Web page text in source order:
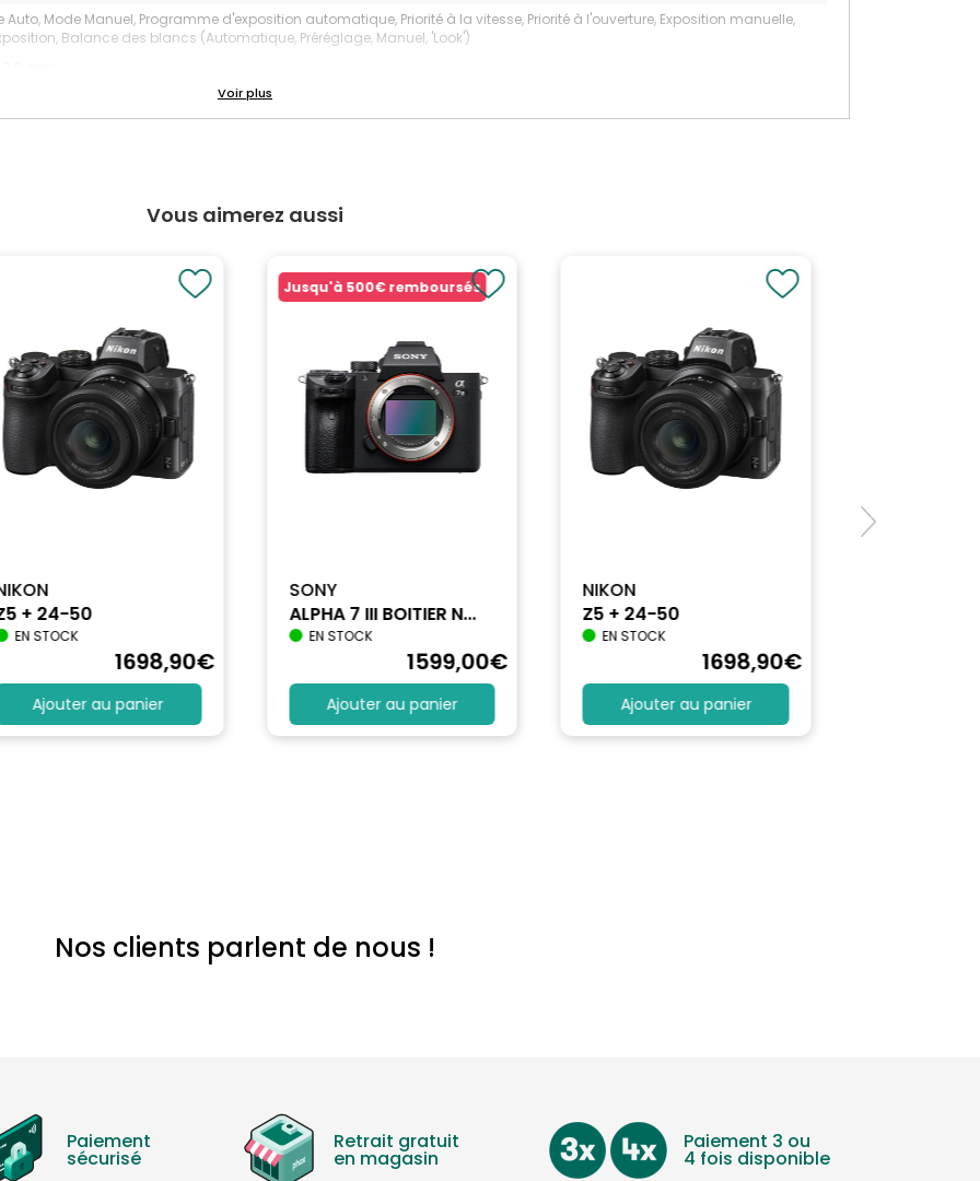
Mode Manuel, Programme d'exposition automatique, Priorité à la vitesse, Priorité à l'ouverture, Exposition manuelle,
Balance des blancs (Automatique, Préréglage, Manuel, 'Look')
Vous aimerez aussi
+ 24-50
EN STOCK
1698,90€
Ajouter au panier
Jusqu'à 500€ remboursés
SONY
ALPHA 7 III BOITIER N...
EN STOCK
1599,00€
Ajouter au panier
NIKON
Z5 + 24-50
EN STOCK
1698,90€
Ajouter au panier
Nos clients parlent de nous !
Paiement
sécurisé
Retrait gratuit
en magasin
Paiement 3 ou
4 fois disponible